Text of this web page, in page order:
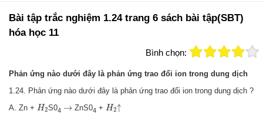
Bài tập trắc nghiệm 1.24 trang 6 sách bài tập(SBT)
hóa học 11
Bình chọn:
Phản ứng nào dưới đây là phản ứng trao đổi ion trong dung dịch
1.24. Phản ứng nào dưới đây là phản ứng trao đổi ion trong dung dịch ?
A. Zn + H2
H2 S04 →
→ZnS04 + H2
H2 ↑
↑